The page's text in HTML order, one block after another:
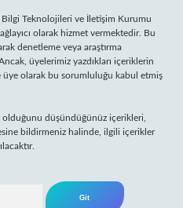
Bilgi Teknolojileri ve İletişim Kurumu
olarak hizmet vermektedir. Bu
denetleme veya araştırma
üyelerimiz yazdıkları içeriklerin
olarak bu sorumluluğu kabul etmiş
olduğunu düşündüğünüz içerikleri,
bildirmeniz halinde, ilgili içerikler